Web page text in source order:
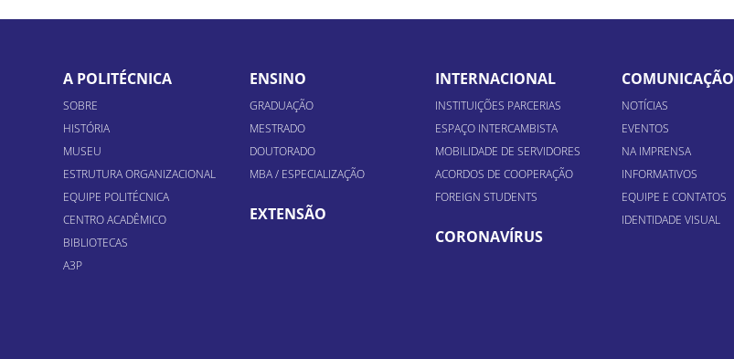
A POLITÉCNICA
SOBRE
HISTÓRIA
MUSEU
ESTRUTURA ORGANIZACIONAL
EQUIPE POLITÉCNICA
CENTRO ACADÊMICO
BIBLIOTECAS
A3P
ENSINO
GRADUAÇÃO
MESTRADO
DOUTORADO
MBA / ESPECIALIZAÇÃO
EXTENSÃO
INTERNACIONAL
INSTITUIÇÕES PARCERIAS
ESPAÇO INTERCAMBISTA
MOBILIDADE DE SERVIDORES
ACORDOS DE COOPERAÇÃO
FOREIGN STUDENTS
CORONAVÍRUS
COMUNICAÇÃO
NOTÍCIAS
EVENTOS
NA IMPRENSA
INFORMATIVOS
EQUIPE E CONTATOS
IDENTIDADE VISUAL